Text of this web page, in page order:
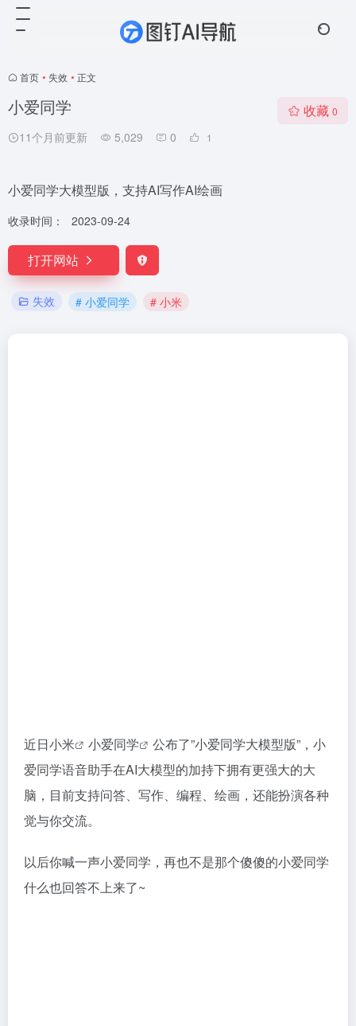
首页 • 失效 • 正文
小爱同学
11个月前更新 5,029 0 1
收藏 0
小爱同学大模型版，支持AI写作AI绘画
收录时间： 2023-09-24
打开网站
失效 # 小爱同学 # 小米
近日小米 小爱同学
公布了”小爱同学大模型版”，小
爱同学语音助手在AI大模型的加持下拥有更强大的大
脑，目前支持问答、写作、编程、绘画，还能扮演各种
觉与你交流。
以后你喊一声小爱同学，再也不是那个傻傻的小爱同学
什么也回答不上来了~